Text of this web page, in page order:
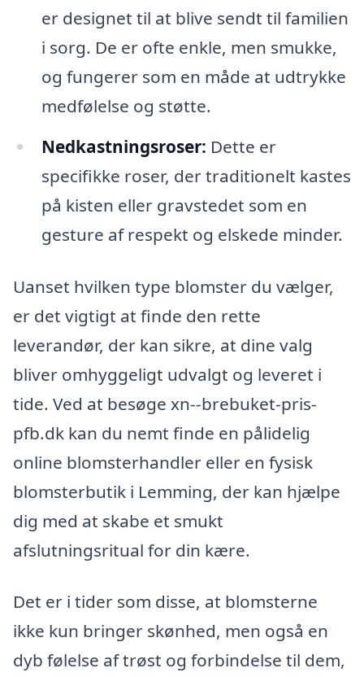
er designet til at blive sendt til familien
i sorg. De er ofte enkle, men smukke,
og fungerer som en måde at udtrykke
medfølelse og støtte.
Nedkastningsroser: Dette er
specifikke roser, der traditionelt kastes
på kisten eller gravstedet som en
gesture af respekt og elskede minder.
Uanset hvilken type blomster du vælger,
er det vigtigt at finde den rette
leverandør, der kan sikre, at dine valg
bliver omhyggeligt udvalgt og leveret i
tide. Ved at besøge xn--brebuket-pris-
pfb.dk kan du nemt finde en pålidelig
online blomsterhandler eller en fysisk
blomsterbutik i Lemming, der kan hjælpe
dig med at skabe et smukt
afslutningsritual for din kære.
Det er i tider som disse, at blomsterne
ikke kun bringer skønhed, men også en
dyb følelse af trøst og forbindelse til dem,